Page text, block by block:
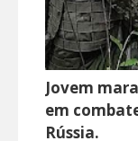
Jovem
em
Rússia.